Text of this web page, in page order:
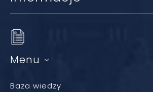
Menu
Baza wiedzy